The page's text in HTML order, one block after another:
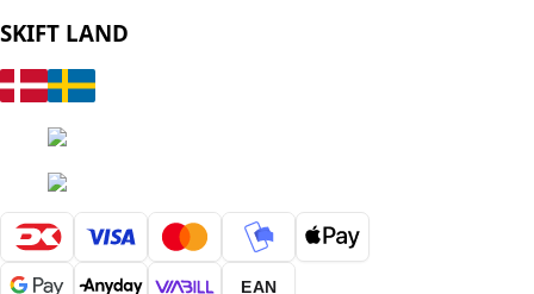
SKIFT LAND
EAN